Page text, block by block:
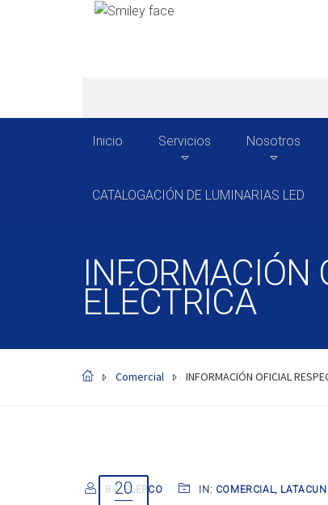
Inicio Servicios Nosotros
CATALOGACIÓN DE LUMINARIAS LED
INFORMACIÓN
ELÉCTRICA
Comercial INFORMACIÓN OFICIAL
20
BY:ELEPCO IN: COMERCIAL,